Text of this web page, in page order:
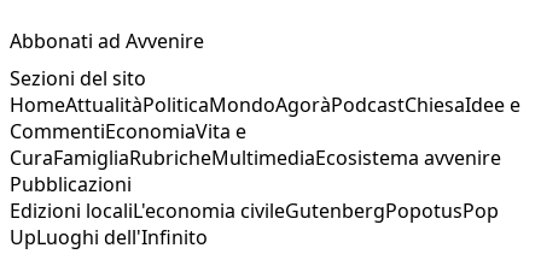
Abbonati ad Avvenire
Sezioni del sito
HomeAttualitàPoliticaMondoAgoràPodcastChiesaIdee e
CommentiEconomiaVita e
CuraFamigliaRubricheMultimediaEcosistema avvenire
Pubblicazioni
Edizioni localiL'economia civileGutenbergPopotusPop
UpLuoghi dell'Infinito